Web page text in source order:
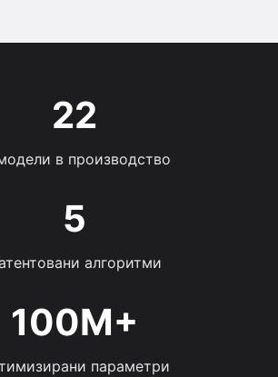
22
в производство
5
алгоритми
100M+
параметри